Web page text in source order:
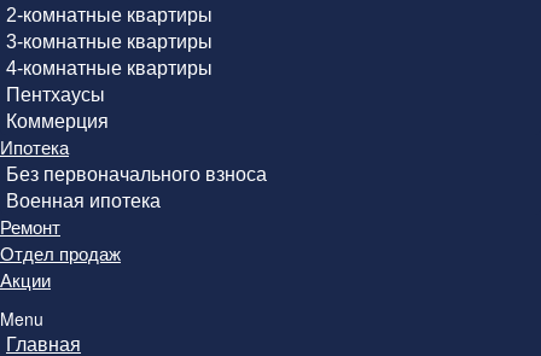
2-комнатные квартиры
3-комнатные квартиры
4-комнатные квартиры
Пентхаусы
Коммерция
Ипотека
Без первоначального взноса
Военная ипотека
Ремонт
Отдел продаж
Акции
Menu
Главная